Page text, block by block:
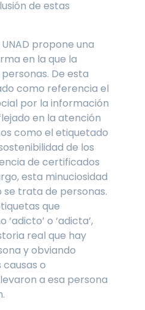
de estas
propone una
en la que la
De esta
como referencia el
por la información
en la atención
como el etiquetado
de los
de certificados
esta minuciosidad
trata de personas.
que
o ‘adicta’,
real que hay
y obviando
o
a esa persona